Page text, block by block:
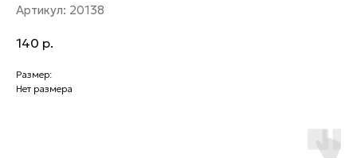
Артикул: 20138
140 р.
Размер:
Нет размера